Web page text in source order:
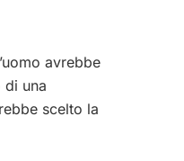
avrebbe
di una
scelto la